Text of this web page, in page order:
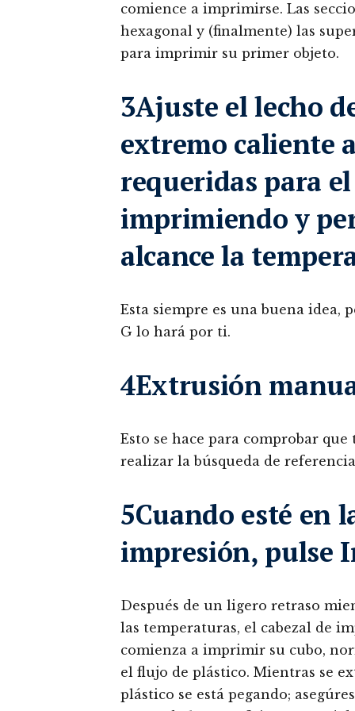
comience a imprimirse. Las
hexagonal y (finalmente) las
para imprimir su primer objeto.
3Ajuste el lecho
extremo caliente
requeridas para
imprimiendo y
alcance la
Esta siempre es una buena idea,
G lo hará por ti.
4Extrusión
Esto se hace para comprobar
realizar la búsqueda de
5Cuando esté en
impresión, pulse
Después de un ligero retraso
las temperaturas, el cabezal de
comienza a imprimir su cubo,
el flujo de plástico. Mientras se
plástico se está pegando;